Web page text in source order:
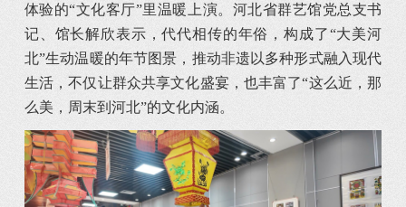
体验的“文化客厅”里温暖上演。河北省群艺馆党总支书
记、馆长解欣表示，代代相传的年俗，构成了“大美河
北”生动温暖的年节图景，推动非遗以多种形式融入现代
生活，不仅让群众共享文化盛宴，也丰富了“这么近，那
么美，周末到河北”的文化内涵。